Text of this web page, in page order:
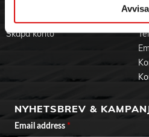
Avvisa
Skapa konto
NYHETSBREV &
Email address *